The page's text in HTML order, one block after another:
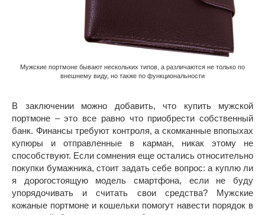
Мужские портмоне бывают нескольких типов, а различаются не только по
внешнему виду, но также по функциональности
В заключении можно добавить, что купить мужской
портмоне – это все равно что приобрести собственный
банк. Финансы требуют контроля, а скомканные впопыхах
купюры и отправленные в карман, никак этому не
способствуют. Если сомнения еще остались относительно
покупки бумажника, стоит задать себе вопрос: а куплю ли
я дорогостоящую модель смартфона, если не буду
упорядочивать и считать свои средства? Мужские
кожаные портмоне и кошельки помогут навести порядок в